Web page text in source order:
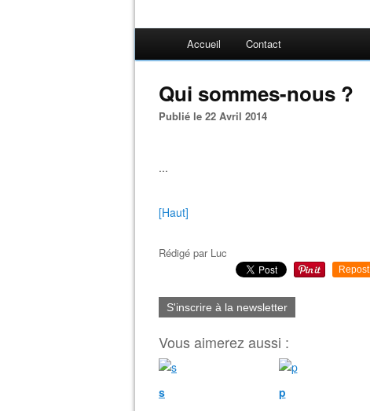
Accueil Contact
Qui sommes-nous ?
Publié le 22 Avril 2014
...
[Haut]
Rédigé par Luc
Repost
S'inscrire à la newsletter
Vous aimerez aussi :
s p